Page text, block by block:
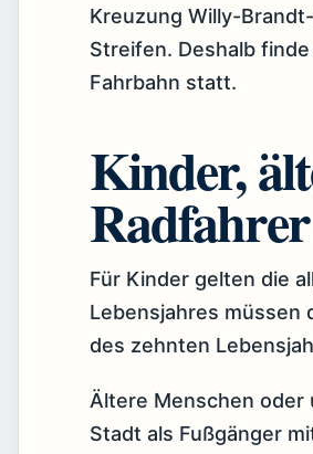
Kreuzung Willy-
Streifen. Deshalb
Fahrbahn statt.
Kinder,
Radfahrer
Für Kinder gelten die
Lebensjahres müssen
des zehnten
Ältere Menschen
Stadt als Fußgänger